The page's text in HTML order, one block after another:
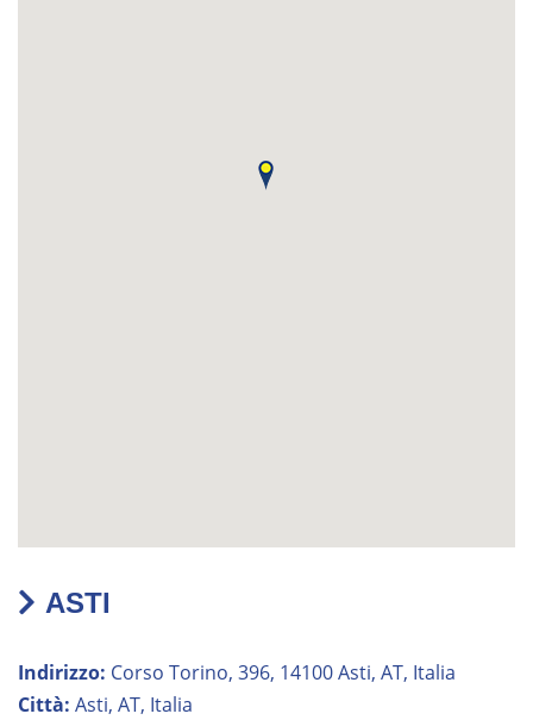
ASTI
Indirizzo: Corso Torino, 396, 14100 Asti, AT, Italia
Città: Asti, AT, Italia